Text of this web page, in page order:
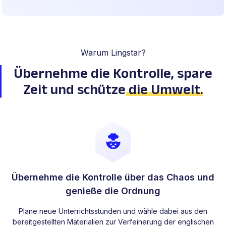
Warum Lingstar?
Übernehme die Kontrolle, spare
Zeit und schützedie Umwelt.
Übernehme die Kontrolle über das Chaos und
genieße die Ordnung
Plane neue Unterrichtsstunden und wähle dabei aus den
bereitgestellten Materialien zur Verfeinerung der englischen